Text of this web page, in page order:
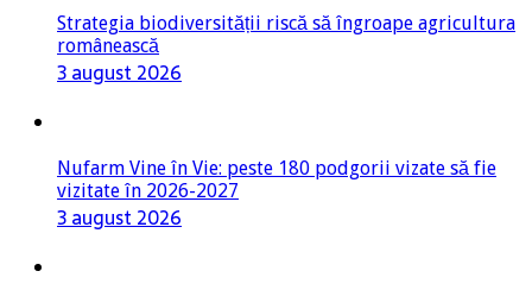
Strategia biodiversității riscă să îngroape agricultura
românească
3 august 2026
Nufarm Vine în Vie: peste 180 podgorii vizate să fie
vizitate în 2026-2027
3 august 2026